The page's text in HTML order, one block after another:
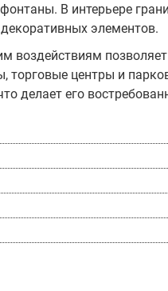
В интерьере
элементов.
воздействиям
центры и
делает его